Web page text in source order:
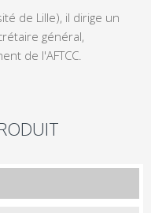
de Lille), il dirige un
général,
de l'AFTCC.